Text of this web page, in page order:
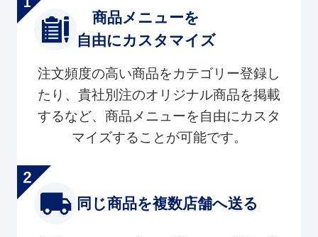
商品メニューを
自由にカスタマイズ
注文頻度の高い商品をカテゴリー登録し
たり、貴社別注のオリジナル商品を掲載
するなど、商品メニューを自由にカスタ
マイズすることが可能です。
同じ商品を複数店舗へ送る